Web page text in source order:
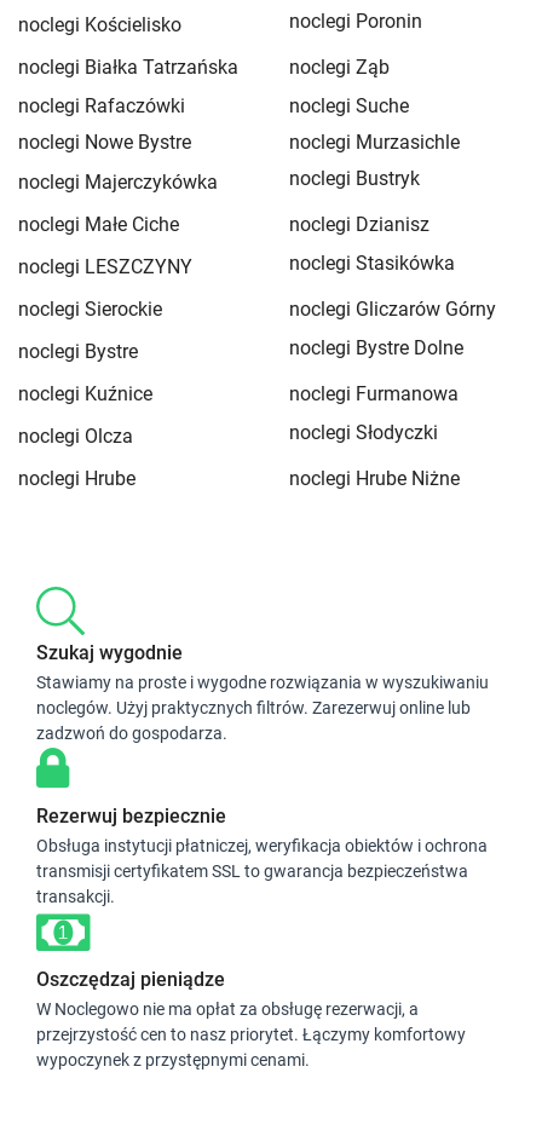
noclegi Kościelisko
noclegi Poronin
noclegi Białka Tatrzańska
noclegi Ząb
noclegi Rafaczówki
noclegi Suche
noclegi Nowe Bystre
noclegi Murzasichle
noclegi Majerczykówka
noclegi Bustryk
noclegi Małe Ciche
noclegi Dzianisz
noclegi LESZCZYNY
noclegi Stasikówka
noclegi Sierockie
noclegi Gliczarów Górny
noclegi Bystre
noclegi Bystre Dolne
noclegi Kuźnice
noclegi Furmanowa
noclegi Olcza
noclegi Słodyczki
noclegi Hrube
noclegi Hrube Niżne
Szukaj wygodnie
Stawiamy na proste i wygodne rozwiązania w wyszukiwaniu
noclegów. Użyj praktycznych filtrów. Zarezerwuj online lub
zadzwoń do gospodarza.
Rezerwuj bezpiecznie
Obsługa instytucji płatniczej, weryfikacja obiektów i ochrona
transmisji certyfikatem SSL to gwarancja bezpieczeństwa
transakcji.
Oszczędzaj pieniądze
W Noclegowo nie ma opłat za obsługę rezerwacji, a
przejrzystość cen to nasz priorytet. Łączymy komfortowy
wypoczynek z przystępnymi cenami.